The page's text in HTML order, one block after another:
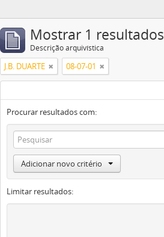
Mostrar 1 resultados
Descrição arquivística
J.B. DUARTE 08-07-01
Procurar resultados com:
Adicionar novo critério
Limitar resultados: